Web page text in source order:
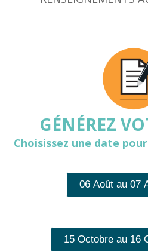
GÉNÉREZ
Choisissez une date
06 Août au 07
15 Octobre au 16